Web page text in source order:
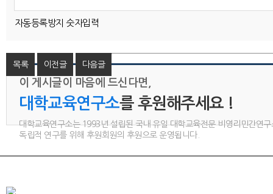
자동등록방지 숫자입력
목록 이전글 다음글
이 게시글이 마음에 드신다면,
대학교육연구소를 후원해주세요 !
대학교육연구소는 1993년 설립된 국내 유일 대학교육전문 비영리민간연구
독립적 연구를 위해 후원회원의 후원으로 운영됩니다.